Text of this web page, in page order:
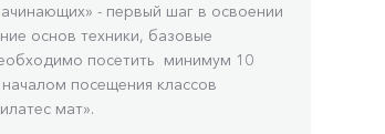
- первый шаг в освоении
основ техники, базовые
посетить минимум 10
посещения классов
мат».